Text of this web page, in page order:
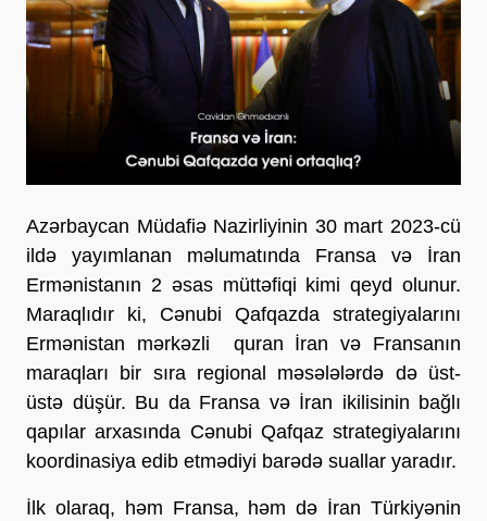
Azərbaycan Müdafiə Nazirliyinin 30 mart 2023-cü
ildə yayımlanan məlumatında Fransa və İran
Ermənistanın 2 əsas müttəfiqi kimi qeyd olunur.
Maraqlıdır ki, Cənubi Qafqazda strategiyalarını
Ermənistan mərkəzli quran İran və Fransanın
maraqları bir sıra regional məsələlərdə də üst-
üstə düşür. Bu da Fransa və İran ikilisinin bağlı
qapılar arxasında Cənubi Qafqaz strategiyalarını
koordinasiya edib etmədiyi barədə suallar yaradır.
İlk olaraq, həm Fransa, həm də İran Türkiyənin